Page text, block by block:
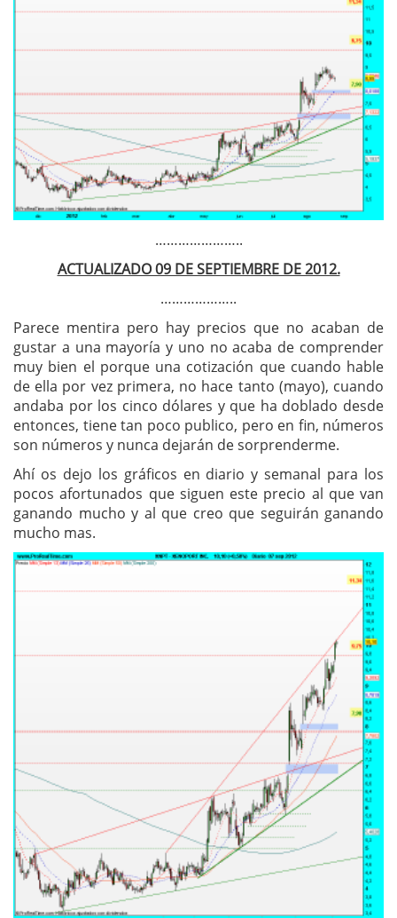
…………………..
ACTUALIZADO 09 DE SEPTIEMBRE DE 2012.
………………..
Parece mentira pero hay precios que no acaban de
gustar a una mayoría y uno no acaba de comprender
muy bien el porque una cotización que cuando hable
de ella por vez primera, no hace tanto (mayo), cuando
andaba por los cinco dólares y que ha doblado desde
entonces, tiene tan poco publico, pero en fin, números
son números y nunca dejarán de sorprenderme.
Ahí os dejo los gráficos en diario y semanal para los
pocos afortunados que siguen este precio al que van
ganando mucho y al que creo que seguirán ganando
mucho mas.